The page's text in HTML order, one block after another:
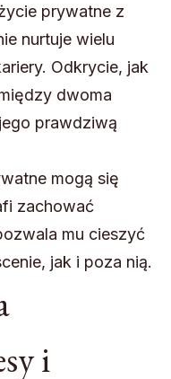
prywatne z
nurtuje wielu
Odkrycie, jak
dwoma
prawdziwą
mogą się
zachować
mu cieszyć
jak i poza nią.
i